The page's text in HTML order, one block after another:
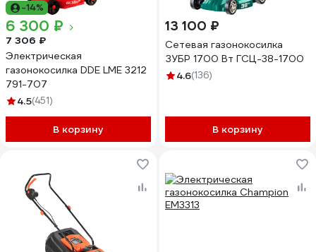
-14%
6 300 ₽
7 306 ₽
Электрическая
газонокосилка DDE LME 3212
791-707
4.5(451)
В корзину
13 100 ₽
Сетевая газонокосилка
ЗУБР 1700 Вт ГСЦ-38-1700
4.6(136)
В корзину